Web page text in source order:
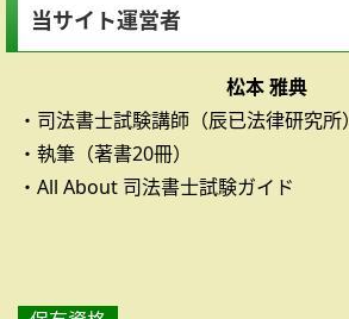
当サイト運営者
松本 雅典
・司法書士試験講師（辰已法律研究所）
・執筆（著書20冊）
・All About 司法書士試験ガイド